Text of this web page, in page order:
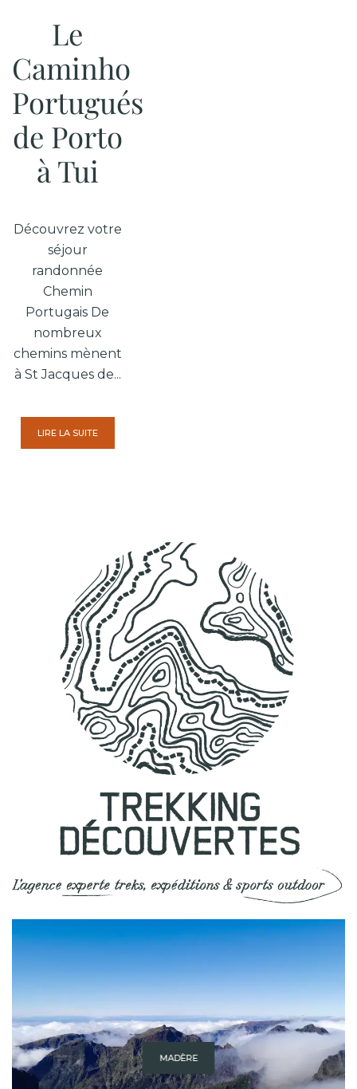
Le
Caminho
Portugués
de Porto
à Tui
Découvrez votre
séjour
randonnée
Chemin
Portugais De
nombreux
chemins mènent
à St Jacques de...
LIRE LA SUITE
MADÈRE